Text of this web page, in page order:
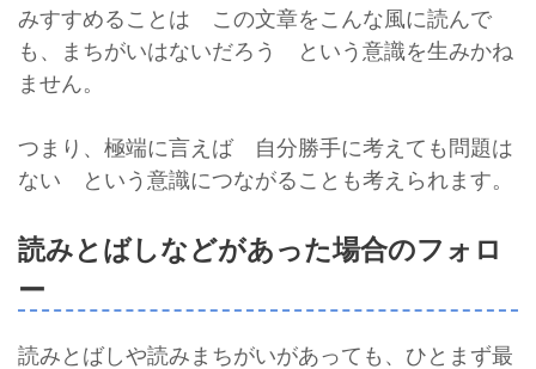
みすすめることは この文章をこんな風に読んで
も、まちがいはないだろう という意識を生みかね
ません。
つまり、極端に言えば 自分勝手に考えても問題は
ない という意識につながることも考えられます。
読みとばしなどがあった場合のフォロ
ー
読みとばしや読みまちがいがあっても、ひとまず最